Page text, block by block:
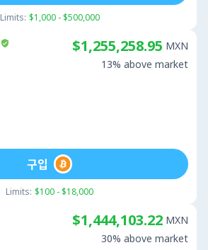
Limits: $1,000 - $500,000
$1,255,258.95 MXN
13% above market
Limits: $100 - $18,000
구입
$1,444,103.22 MXN
30% above market